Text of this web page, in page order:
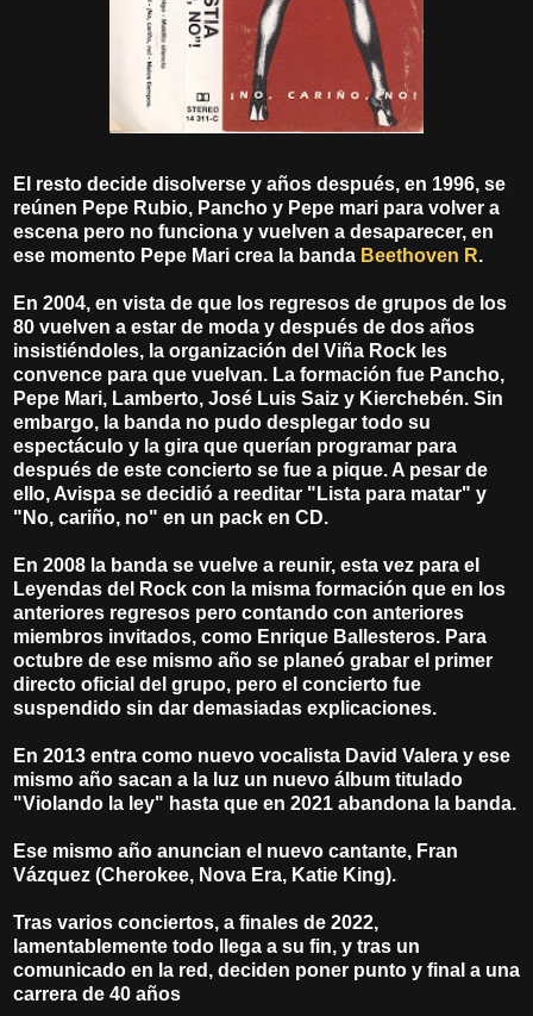
El resto decide disolverse y años después, en 1996, se
reúnen Pepe Rubio, Pancho y Pepe mari para volver a
escena pero no funciona y vuelven a desaparecer, en
ese momento Pepe Mari crea la banda Beethoven R.
En 2004, en vista de que los regresos de grupos de los
80 vuelven a estar de moda y después de dos años
insistiéndoles, la organización del Viña Rock les
convence para que vuelvan. La formación fue Pancho,
Pepe Mari, Lamberto, José Luis Saiz y Kierchebén. Sin
embargo, la banda no pudo desplegar todo su
espectáculo y la gira que querían programar para
después de este concierto se fue a pique. A pesar de
ello, Avispa se decidió a reeditar "Lista para matar" y
"No, cariño, no" en un pack en CD.
En 2008 la banda se vuelve a reunir, esta vez para el
Leyendas del Rock con la misma formación que en los
anteriores regresos pero contando con anteriores
miembros invitados, como Enrique Ballesteros. Para
octubre de ese mismo año se planeó grabar el primer
directo oficial del grupo, pero el concierto fue
suspendido sin dar demasiadas explicaciones.
En 2013 entra como nuevo vocalista David Valera y ese
mismo año sacan a la luz un nuevo álbum titulado
"Violando la ley" hasta que en 2021 abandona la banda.
Ese mismo año anuncian el nuevo cantante, Fran
Vázquez (Cherokee, Nova Era, Katie King).
Tras varios conciertos, a finales de 2022,
lamentablemente todo llega a su fin, y tras un
comunicado en la red, deciden poner punto y final a una
carrera de 40 años